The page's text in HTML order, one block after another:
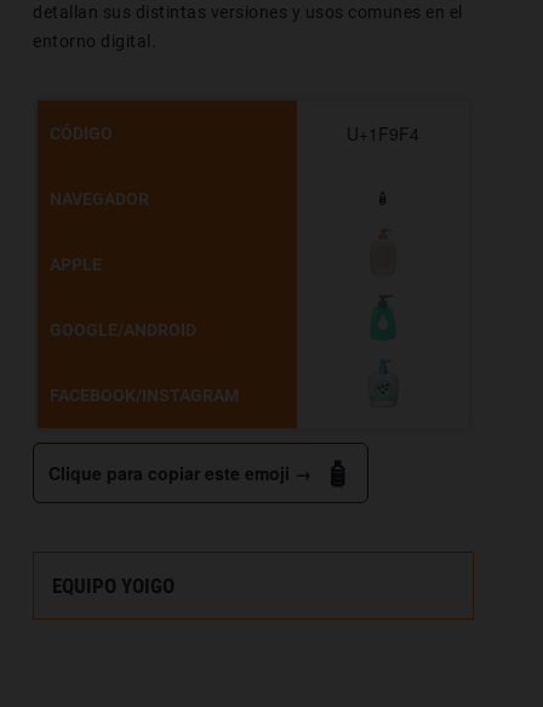
detallan sus distintas versiones y usos comunes en el
entorno digital.
CÓDIGO
NAVEGADOR
APPLE
GOOGLE/ANDROID
FACEBOOK/INSTAGRAM
U+1F9F4
🧴
Clique para copiar este emoji → 🧴
EQUIPO YOIGO